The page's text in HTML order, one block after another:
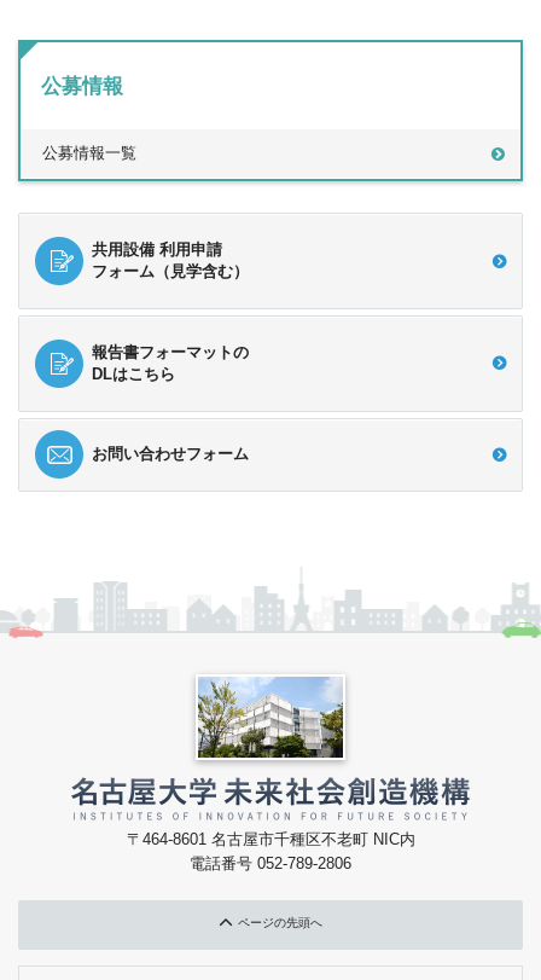
公募情報
公募情報一覧
共用設備 利用申請
フォーム（見学含む）
報告書フォーマットの
DLはこちら
お問い合わせフォーム
〒464-8601 名古屋市千種区不老町 NIC内
電話番号 052-789-2806
ページの先頭へ